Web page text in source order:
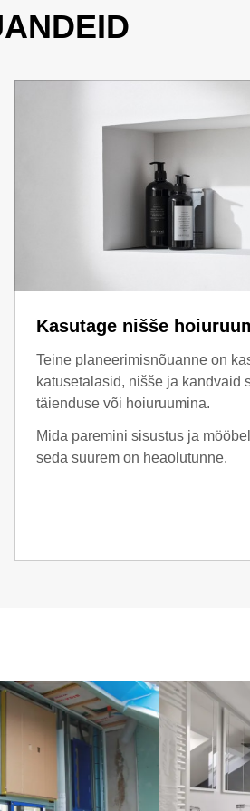
ja kaldlae vaheline kaugus
küljes olema kaugus vanni
mis tähendab, et neid saab
lahenduseks olla viia dušš ka
pendeluksi.
Kasutage nišše
Teine planeerimisnõuanne on
katusetalasid, nišše ja kandvaid
täienduse või hoiuruumina.
Mida paremini sisustus ja
seda suurem on heaolutunne.